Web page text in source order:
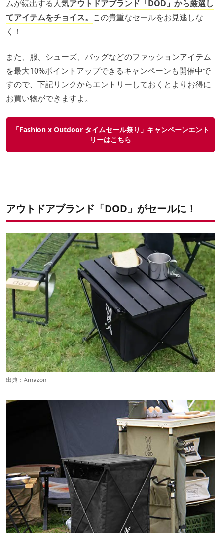
ムが続出する人気アウトドアブランド「DOD」から厳選し
てアイテムをチョイス。 この貴重なセールをお見逃しな
く！
また、服、シューズ、バッグなどのファッションアイテム
を最大10%ポイントアップできるキャンペーンも開催中で
すので、下記リンクからエントリーしておくとよりお得に
お買い物ができますよ。
「Fashion x Outdoor タイムセール祭り」キャンペーンエント
リーはこちら
アウトドアブランド「DOD」がセールに！
出典： Amazon